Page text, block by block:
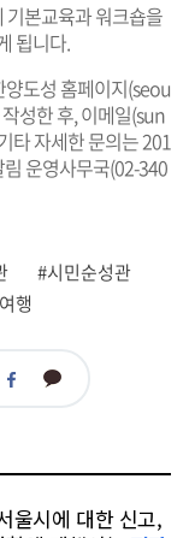
기본교육과 워크숍을
됩니다.
도성 홈페이지(seou
성한 후, 이메일(sun
타 자세한 문의는 201
운영사무국(02-340
#시민순성관
행
페 카
울시에 대한 신고,